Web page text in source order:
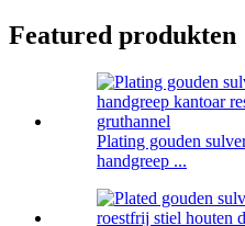
Featured produkten
Plating gouden
handgreep ...